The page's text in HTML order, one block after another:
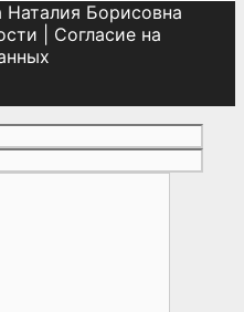
Борисовна
Согласие на